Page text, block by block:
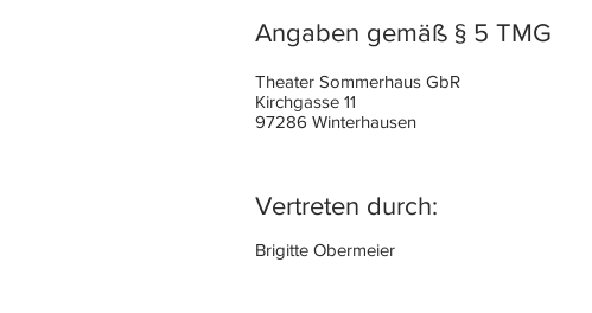
Angaben gemäß § 5 TMG
Theater Sommerhaus GbR
Kirchgasse 11
97286 Winterhausen
Vertreten durch:
Brigitte Obermeier